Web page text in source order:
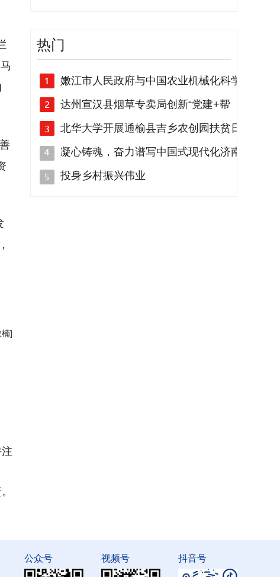
]
热门
嫩江市人民政府与中国农业机械化科学
达州宣汉县烟草专卖局创新“党建+帮
北华大学开展通榆县吉乡农创园扶贫日
凝心铸魂，奋力谱写中国式现代化济南
投身乡村振兴伟业
公众号 视频号 抖音号